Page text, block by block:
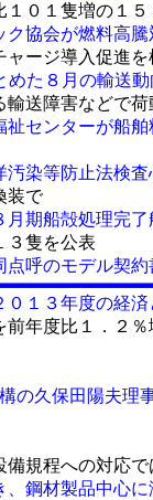
１０１隻増の１５
ク協会が燃料高
ャージ導入促進を
めた８月の輸送動
輸送障害などで
祉センターが船
汚染等防止法検
装で
月期船殻処理完了
３隻を公表
点呼のモデル契
０１３年度の経
前年度比１．２
の久保田陽夫理
備規程への対応
、鋼材製品中心